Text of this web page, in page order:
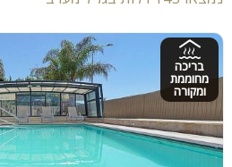
בריכה
מחוממת
ומקורה